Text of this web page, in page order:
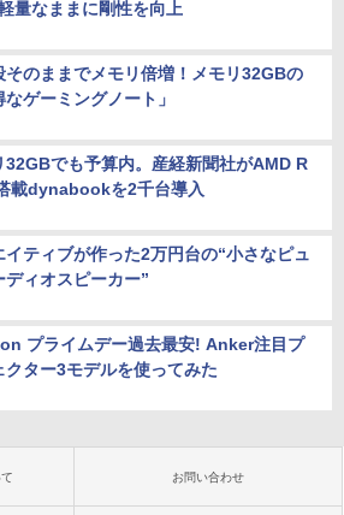
量なままに剛性を向上
そのままでメモリ倍増！メモリ32GBの
なゲーミングノート」
32GBでも予算内。産経新聞社がAMD R
載dynabookを2千台導入
イティブが作った2万円台の“小さなピュ
ディオスピーカー”
プライムデー過去最安! Anker注目プ
クター3モデルを使ってみた
お問い合わせ